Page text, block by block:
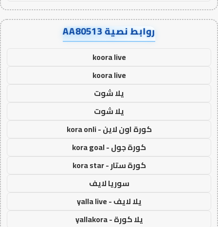
روابط نصية AA80513
koora live
koora live
يلا شوت
يلا شوت
كورة اون لاين - kora onli
كورة جول - kora goal
كورة ستار - kora star
سوريا لايف
يلا لايف - yalla live
يلا كورة - yallakora